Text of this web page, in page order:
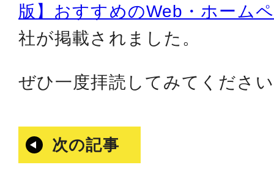
版】おすすめのWeb・ホーム
社が掲載されました。
ぜひ一度拝読してみてくださ
次の記事